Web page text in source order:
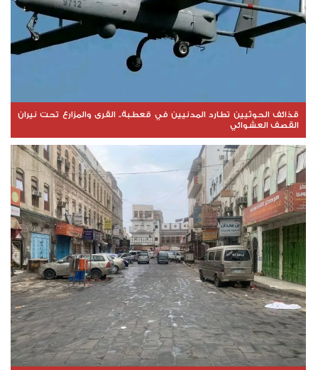
قذائف الحوثيين تطارد المدنيين في قعطبة.. القرى والمزارع تحت نيران
القصف العشوائي